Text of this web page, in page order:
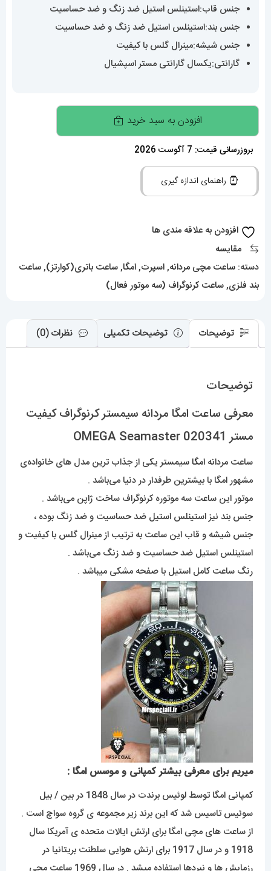
جنس قاب:استینلس استیل ضد زنگ و ضد حساسیت
جنس بند:استینلس استیل ضد زنگ و ضد حساسیت
جنس شیشه:مینرال گلس با کیفیت
گارانتی:یکسال گارانتی مستر اسپشیال
ساعت
امگا
مردانه
سیمستر
کرنوگراف
OMEGA
عدد
افزودن به سبد خرید
بروزرسانی قیمت: 7 آگوست 2026
راهنمای اندازه گیری
افزودن به علاقه مندی ها
مقایسه
دسته: ساعت مچی مردانه,اسپرت,امگا,ساعت باتری(کوارتز),ساعت
بند فلزی,ساعت کرنوگراف (سه موتور فعال)
توضیحات توضیحات تکمیلی نظرات (0)
توضیحات
معرفی ساعت امگا مردانه سیمستر کرنوگراف کیفیت
مستر OMEGA Seamaster 020341
ساعت مردانه امگا سیمستر یکی از جذاب ترین مدل های خانواده‌ی
مشهور امگا با بیشترین طرفدار در دنیا می‌باشد .
موتور این ساعت سه موتوره کرنوگراف ساخت ژاپن می‌باشد .
جنس بند نیز استینلس استیل ضد حساسیت و ضد زنگ بوده ،
جنس شیشه و قاب این ساعت به ترتیب از مینرال گلس با کیفیت و
استینلس استیل ضد حساسیت و ضد زنگ می‌باشد .
رنگ ساعت کامل استیل با صفحه مشکی میباشد .
میریم برای معرفی بیشتر کمپانی و موسس امگا :
کمپانی امگا توسط لوئیس برندت در سال 1848 در بین / بیل
سوئیس تاسیس شد که این برند زیر مجموعه ی گروه سواچ است .
از ساعت های مچی امگا برای ارتش ایالات متحده ی آمریکا سال
1918 و در سال 1917 برای ارتش هوایی سلطنت بریتانیا در